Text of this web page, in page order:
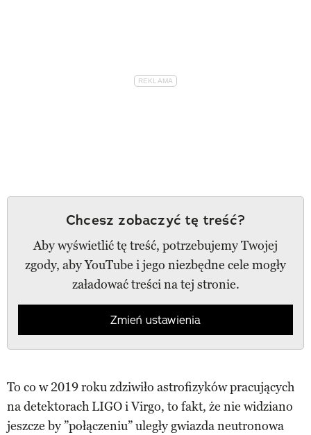
Chcesz zobaczyć tę treść?
Aby wyświetlić tę treść, potrzebujemy Twojej
zgody, aby YouTube i jego niezbędne cele mogły
załadować treści na tej stronie.
Zmień ustawienia
To co w 2019 roku zdziwiło astrofizyków pracujących
na detektorach LIGO i Virgo, to fakt, że nie widziano
jeszcze by ”połączeniu” uległy gwiazda neutronowa